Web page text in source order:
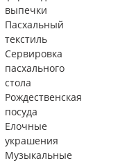
выпечки
Пасхальный
текстиль
Сервировка
пасхального
стола
Рождественская
посуда
Елочные
украшения
Музыкальные